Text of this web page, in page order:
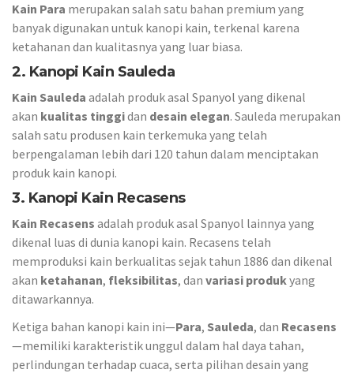
Kain Para merupakan salah satu bahan premium yang
banyak digunakan untuk kanopi kain, terkenal karena
ketahanan dan kualitasnya yang luar biasa.
2. Kanopi Kain Sauleda
Kain Sauleda adalah produk asal Spanyol yang dikenal
akan kualitas tinggidan desain elegan. Sauleda merupakan
salah satu produsen kain terkemuka yang telah
berpengalaman lebih dari 120 tahun dalam menciptakan
produk kain kanopi.
3. Kanopi Kain Recasens
Kain Recasens adalah produk asal Spanyol lainnya yang
dikenal luas di dunia kanopi kain. Recasens telah
memproduksi kain berkualitas sejak tahun 1886 dan dikenal
akan ketahanan, fleksibilitas, dan variasi produkyang
ditawarkannya.
Ketiga bahan kanopi kain ini—Para, Sauleda, dan Recasens
—memiliki karakteristik unggul dalam hal daya tahan,
perlindungan terhadap cuaca, serta pilihan desain yang